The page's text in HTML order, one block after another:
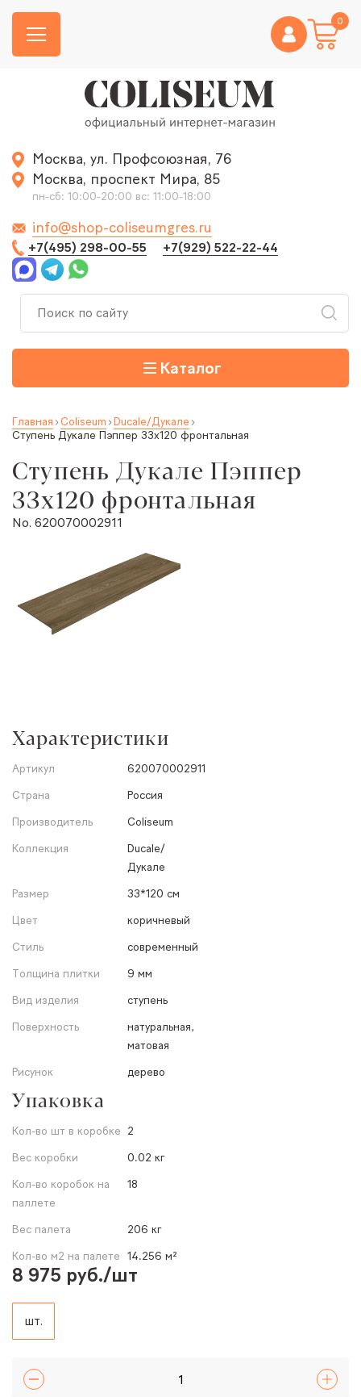
0
Москва, ул. Профсоюзная, 76
Москва, проспект Мира, 85
пн-сб: 10:00-20:00 вс: 11:00-18:00
info@shop-coliseumgres.ru
+7(495) 298-00-55 +7(929) 522-22-44
Каталог
Главная Coliseum Ducale/Дукале
Ступень Дукале Пэппер 33x120 фронтальная
Ступень Дукале Пэппер
33x120 фронтальная
No. 620070002911
Характеристики
Артикул
620070002911
Страна
Россия
Производитель
Coliseum
Коллекция
Ducale/
Дукале
Размер
33*120 см
Цвет
коричневый
Стиль
современный
Толщина плитки
9 мм
Вид изделия
ступень
Поверхность
натуральная,
матовая
Рисунок
дерево
Упаковка
Кол-во шт в коробке 2
Вес коробки
0.02 кг
Кол-во коробок на
паллете
18
Вес палета
206 кг
Кол-во м2 на палете 14.256 м²
8 975 руб./шт
шт.